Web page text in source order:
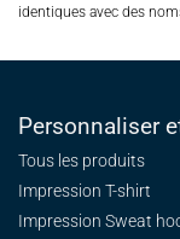
identiques avec des
Personnaliser
Tous les produits
Impression T-shirt
Impression Sweat